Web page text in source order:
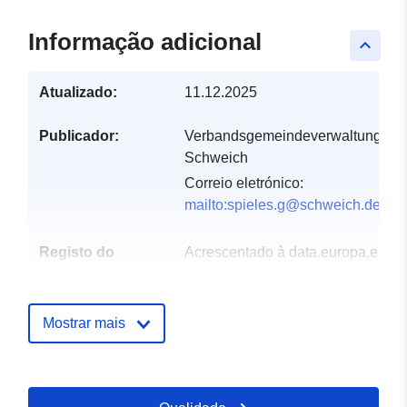
keyboard_arrow_up
Informação adicional
Atualizado: 11.12.2025
Publicador:
Verbandsgemeindeverwaltung
Schweich
Correio eletrónico:
mailto:spieles.g@schweich.de
Registo do
Acrescentado à data.europa.eu:
49.897193 ], [ 6.956438,
Mostrar mais